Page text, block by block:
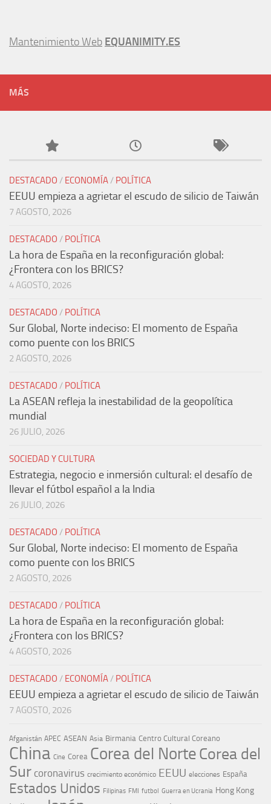
Mantenimiento Web EQUANIMITY.ES
MÁS
DESTACADO / ECONOMÍA/ POLÍTICA
EEUU empieza a agrietar el escudo de silicio de Taiwán
7 AGOSTO, 2026
DESTACADO / POLÍTICA
La hora de España en la reconfiguración global:
¿Frontera con los BRICS?
4 AGOSTO, 2026
DESTACADO / POLÍTICA
Sur Global, Norte indeciso: El momento de España
como puente con los BRICS
2 AGOSTO, 2026
DESTACADO / POLÍTICA
La ASEAN refleja la inestabilidad de la geopolítica
mundial
26 JULIO, 2026
SOCIEDAD Y CULTURA
Estrategia, negocio e inmersión cultural: el desafío de
llevar el fútbol español a la India
26 JULIO, 2026
DESTACADO / POLÍTICA
Sur Global, Norte indeciso: El momento de España
como puente con los BRICS
2 AGOSTO, 2026
DESTACADO / POLÍTICA
La hora de España en la reconfiguración global:
¿Frontera con los BRICS?
4 AGOSTO, 2026
DESTACADO / ECONOMÍA/ POLÍTICA
EEUU empieza a agrietar el escudo de silicio de Taiwán
7 AGOSTO, 2026
Afganistán APEC ASEAN Asia Birmania Centro Cultural Coreano
China Cine Corea Corea del NorteCorea del
Sur coronavirus crecimiento económico EEUU elecciones España
Estados Unidos Filipinas FMI futbol Guerra en Ucrania Hong Kong